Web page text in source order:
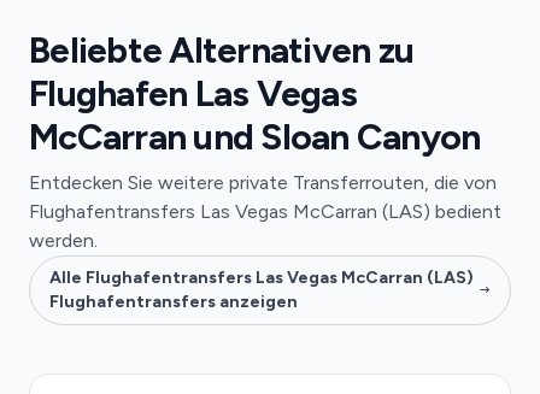
Beliebte Alternativen zu
Flughafen Las Vegas
McCarran und Sloan Canyon
Entdecken Sie weitere private Transferrouten, die von
Flughafentransfers Las Vegas McCarran (LAS) bedient
werden.
Alle Flughafentransfers Las Vegas McCarran (LAS)
Flughafentransfers anzeigen